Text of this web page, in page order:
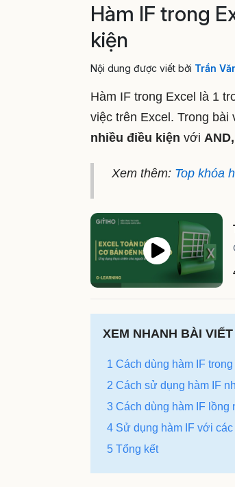
Hàm IF trong
kiện
Nội dung được viết bởi Trần
Hàm IF trong Excel là 1
việc trên Excel. Trong
nhiều điều kiện với
Xem thêm: Top khóa
XEM NHANH BÀI VIẾT
1 Cách dùng hàm IF trong
2 Cách sử dụng hàm IF
3 Cách dùng hàm IF lồng
4 Sử dụng hàm IF với
5 Tổng kết